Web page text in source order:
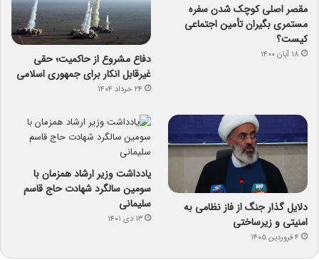
مقصر اصلی کوچک شدن سفره
مستمری بگیران تأمین اجتماعی
کیست؟
۱۸ آبان ۱۴۰۰
دفاع مشروع از حاکمیت؛ حقی
غیرقابل انکار برای جمهوری اسلامی
۲۴ خرداد ۱۴۰۴
دلایل گذار جنگ از فاز نظامی به
امنیتی و زیرساختی
۴ فروردین ۱۴۰۵
یادداشت وزیر ارشاد همزمان با
سومین سالگرد شهادت حاج قاسم
سلیمانی
۱۳ دی ۱۴۰۱